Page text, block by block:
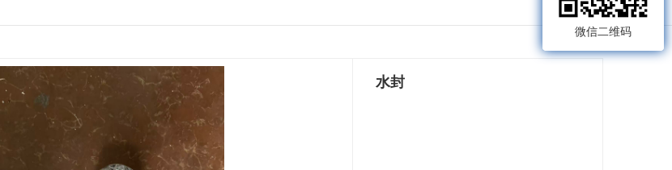
返回
水封
微信二维码